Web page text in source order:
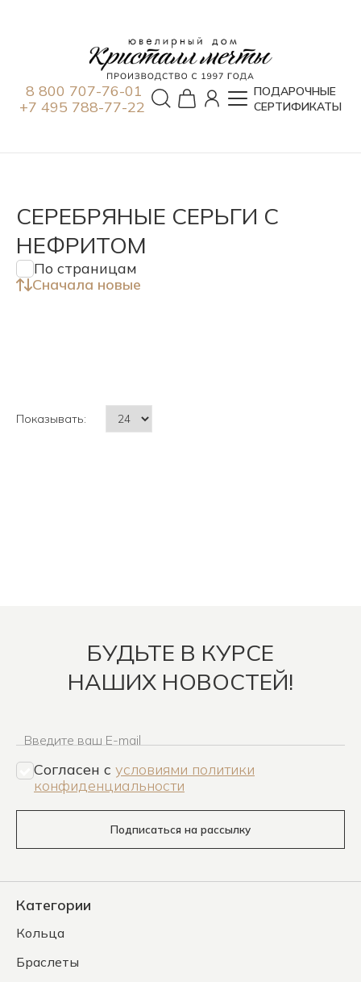
8 800 707-76-01
+7 495 788-77-22
ПОДАРОЧНЫЕ
СЕРТИФИКАТЫ
СЕРЕБРЯНЫЕ СЕРЬГИ С
НЕФРИТОМ
По страницам
Сначала новые
Показывать:
БУДЬТЕ В КУРСЕ
НАШИХ НОВОСТЕЙ!
Введите ваш E-mail
Согласен c условиями политики
конфиденциальности
Подписаться на рассылку
Категории
Кольца
Браслеты